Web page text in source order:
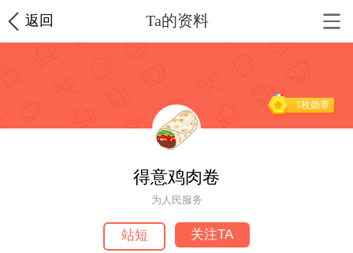
返回 Ta的资料
1枚勋章
得意鸡肉卷
为人民服务
站短 关注TA